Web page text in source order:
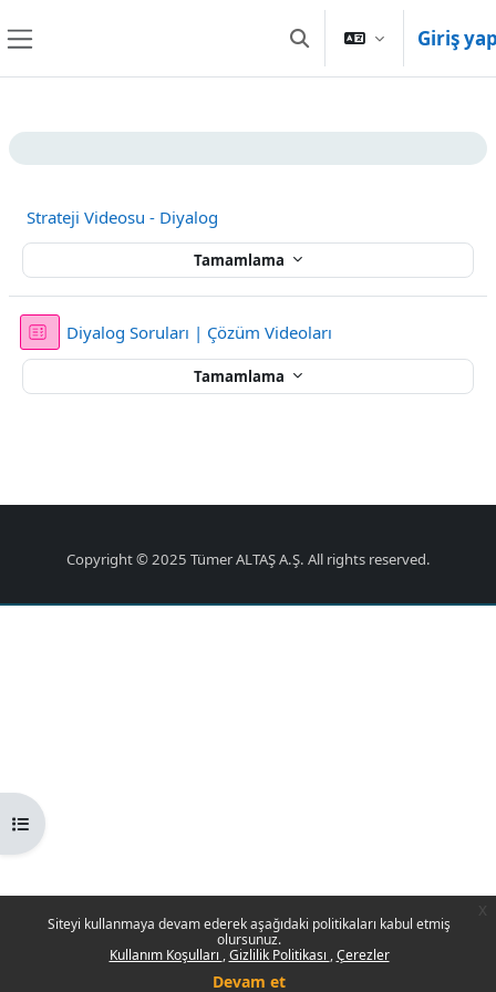
Siteyi kullanmaya devam ederek aşağıdaki politikaları kabul etmiş
olursunuz.
Kullanım Koşulları Gizlilik Politikası Çerezler
Devam et
Arama girişini değiştir
Giriş
Kurs dizinini aç
Bölüm anahatları
Tamamlama
Strateji Videosu - Diyalog
Diyalog Soruları | Çözüm Videoları
Tamamlama
Copyright © 2025 Tümer ALTAŞ A.Ş. All rights reserved.